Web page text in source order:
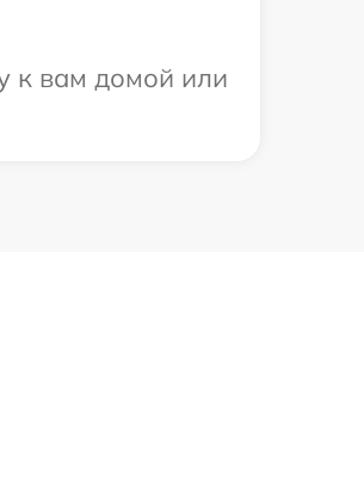
к вам домой или